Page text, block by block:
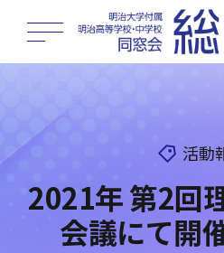
活動
2021年 第2回
会議にて開